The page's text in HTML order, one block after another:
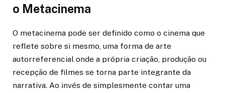
o Metacinema
O metacinema pode ser definido como o cinema que
reflete sobre si mesmo, uma forma de arte
autorreferencial onde a própria criação, produção ou
recepção de filmes se torna parte integrante da
narrativa. Ao invés de simplesmente contar uma